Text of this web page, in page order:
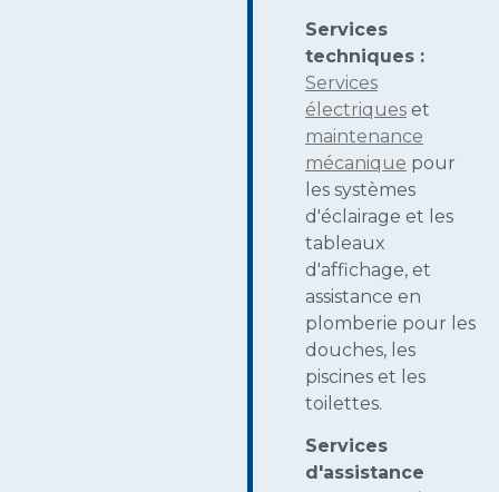
Services
techniques :
Services
électriques et
maintenance
mécanique pour
les systèmes
d'éclairage et les
tableaux
d'affichage, et
assistance en
plomberie pour les
douches, les
piscines et les
toilettes.
Services
d'assistance